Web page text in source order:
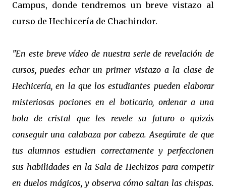
Campus, donde tendremos un breve vistazo al
curso de Hechicería de Chachindor.
"En este breve vídeo de nuestra serie de revelación de
cursos, puedes echar un primer vistazo a la clase de
Hechicería, en la que los estudiantes pueden elaborar
misteriosas pociones en el boticario, ordenar a una
bola de cristal que les revele su futuro o quizás
conseguir una calabaza por cabeza. Asegúrate de que
tus alumnos estudien correctamente y perfeccionen
sus habilidades en la Sala de Hechizos para competir
en duelos mágicos, y observa cómo saltan las chispas.